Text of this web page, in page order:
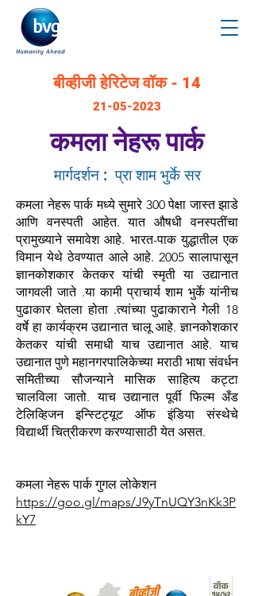
बीव्हीजी हेरिटेज वॉक - 14
21-05-2023
कमला नेहरू पार्क
मार्गदर्शन : प्रा शाम भुर्के सर
कमला नेहरू पार्क मध्ये सुमारे 300 पेक्षा जास्त झाडे
आणि वनस्पती आहेत. यात औषधी वनस्पतींचा
प्रामुख्याने समावेश आहे. भारत-पाक युद्धातील एक
विमान येथे ठेवण्यात आले आहे. 2005 सालापासून
ज्ञानकोशकार केतकर यांची स्मृती या उद्यानात
जागवली जाते .या कामी प्राचार्य शाम भुर्के यांनीच
पुढाकार घेतला होता .त्यांच्या पुढाकाराने गेली 18
वर्षे हा कार्यक्रम उद्यानात चालू आहे. ज्ञानकोशकार
केतकर यांची समाधी याच उद्यानात आहे. याच
उद्यानात पुणे महानगरपालिकेच्या मराठी भाषा संवर्धन
समितीच्या सौजन्याने मासिक साहित्य कट्टा
चालविला जातो. याच उद्यानात पूर्वी फिल्म अँड
टेलिव्हिजन इन्स्टिट्यूट ऑफ इंडिया संस्थेचे
विद्यार्थी चित्रीकरण करण्यासाठी येत असत.
कमला नेहरू पार्क गुगल लोकेशन
https://goo.gl/maps/J9yTnUQY3nKk3P
kY7